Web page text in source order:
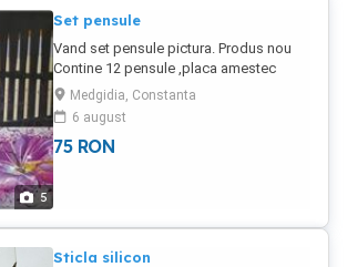
5
Set pensule
Vand set pensule pictura. Produs nou
Contine 12 pensule ,placa amestec
culori , mapa !
Medgidia, Constanta
6 august
75 RON
Sticla silicon